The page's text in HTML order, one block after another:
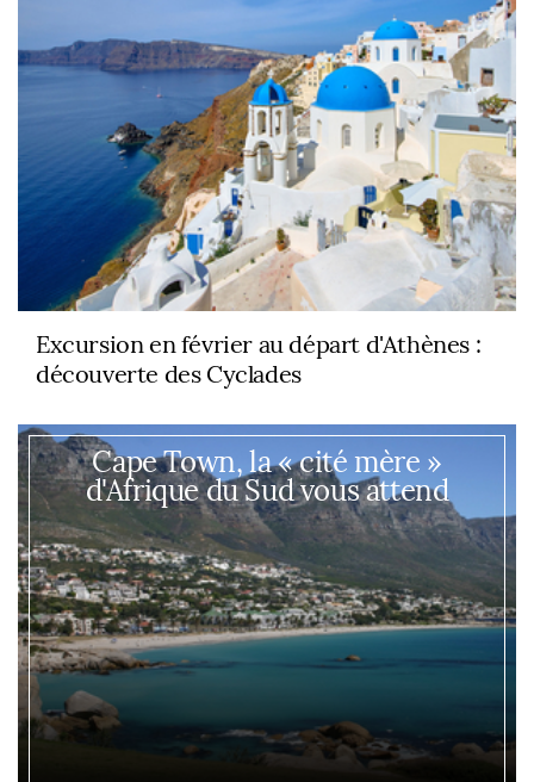
Excursion en février au départ d'Athènes :
découverte des Cyclades
Cape Town, la « cité mère »
d'Afrique du Sud vous attend